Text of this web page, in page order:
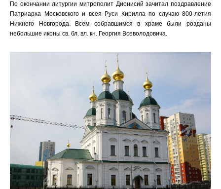
По окончании литургии митрополит Дионисий зачитал поздравление
Патриарха Московского и всея Руси Кирилла по случаю 800-летия
Нижнего Новгорода. Всем собравшимся в храме были розданы
небольшие иконы св. бл. вл. кн. Георгия Всеволодовича.